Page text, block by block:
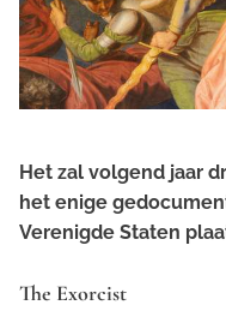
Het zal volgend jaar
het enige
Verenigde Staten
The Exorcist